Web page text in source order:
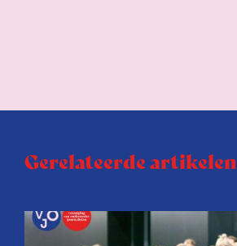
Gerelateerde artikelen